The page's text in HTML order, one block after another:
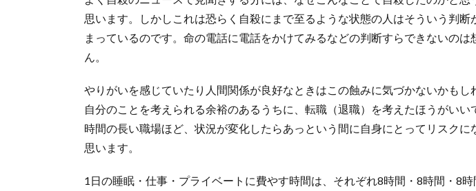
思います。しかしこれは恐らく自殺にまで至るような状態の人はそういう判断
まっているのです。命の電話に電話をかけてみるなどの判断すらできないのは
ん。
やりがいを感じていたり人間関係が良好なときはこの蝕みに気づかないかもし
自分のことを考えられる余裕のあるうちに、転職（退職）を考えたほうがいい
時間の長い職場ほど、状況が変化したらあっという間に自身にとってリスクに
思います。
1日の睡眠・仕事・プライベートに費やす時間は、それぞれ8時間・8時間・8